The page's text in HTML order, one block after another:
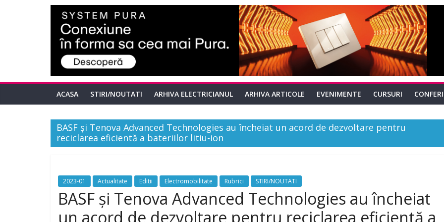
ACASA STIRI/NOUTATI ARHIVA ELECTRICIANUL ARHIVA ARTICOLE EVENIMENTE CURSURI
BASF și Tenova Advanced Technologies au încheiat un acord de dezvoltare pentru
reciclarea eficientă a bateriilor litiu-ion
2023-01 Actualitate Editii Electromobilitate Rubrici STIRI/NOUTATI
BASF și Tenova Advanced Technologies au încheiat
un acord de dezvoltare pentru reciclarea eficientă a